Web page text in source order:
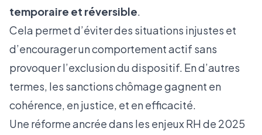
temporaire et réversible.
Cela permet d’éviter des situations injustes et
d’encourager un comportement actif sans
provoquer l’exclusion du dispositif. En d’autres
termes, les sanctions chômage gagnent en
cohérence, en justice, et en efficacité.
Une réforme ancrée dans les enjeux RH de 2025